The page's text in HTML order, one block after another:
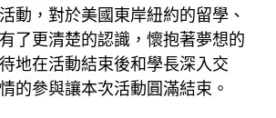
動，對於美國東岸紐約的留學、
了更清楚的認識，懷抱著夢想的
地在活動結束後和學長深入交
的參與讓本次活動圓滿結束。